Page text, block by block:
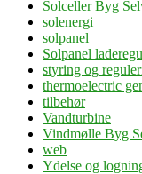
Solceller Byg
solenergi
solpanel
Solpanel
styring og
thermoelectric
tilbehør
Vandturbine
Vindmølle Byg
web
Ydelse og